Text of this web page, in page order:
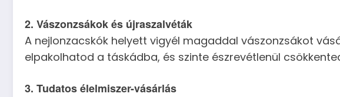
2. Vászonzsákok és újraszalvéták
A nejlonzacskók helyett vigyél magaddal vászonzsákot
elpakolhatod a táskádba, és szinte észrevétlenül
3. Tudatos élelmiszer-vásárlás